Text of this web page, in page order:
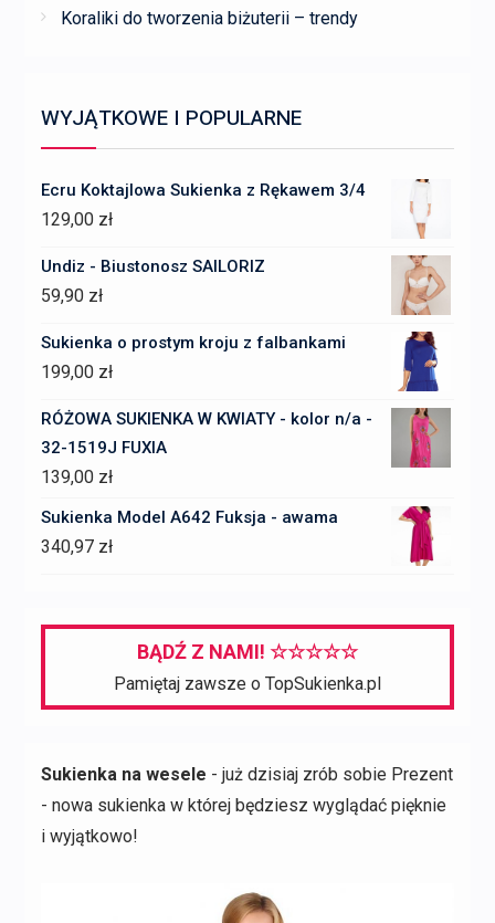
Koraliki do tworzenia biżuterii – trendy
WYJĄTKOWE I POPULARNE
Ecru Koktajlowa Sukienka z Rękawem 3/4
129,00 zł
Undiz - Biustonosz SAILORIZ
59,90 zł
Sukienka o prostym kroju z falbankami
199,00 zł
RÓŻOWA SUKIENKA W KWIATY - kolor n/a -
32-1519J FUXIA
139,00 zł
Sukienka Model A642 Fuksja - awama
340,97 zł
BĄDŹ Z NAMI! ☆☆☆☆☆
Pamiętaj zawsze o TopSukienka.pl
Sukienka na wesele - już dzisiaj zrób sobie Prezent
- nowa sukienka w której będziesz wyglądać pięknie
i wyjątkowo!